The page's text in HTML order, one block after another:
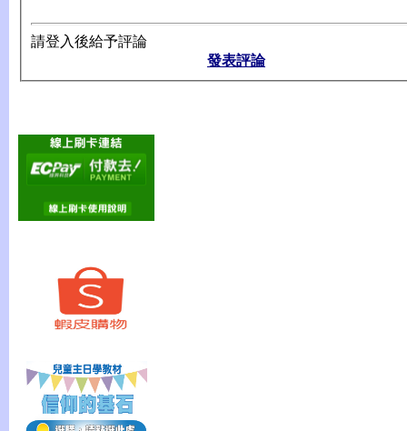
請登入後給予評論
發表評論